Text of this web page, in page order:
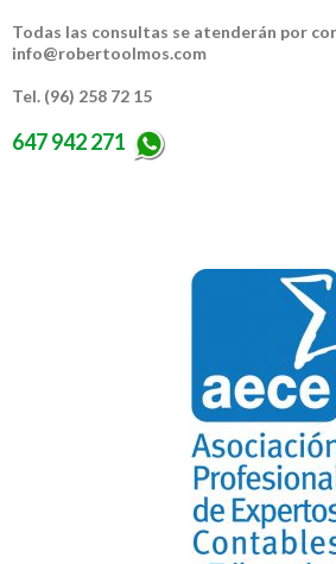
Todas las consultas se atenderán por
info@robertoolmos.com
Tel. (96) 258 72 15
647 942 271